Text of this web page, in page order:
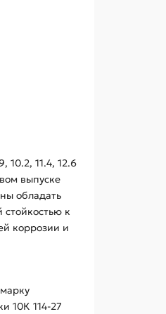
10.2, 11.4, 12.6
выпуске
обладать
к
коррозии и
10К 114-27